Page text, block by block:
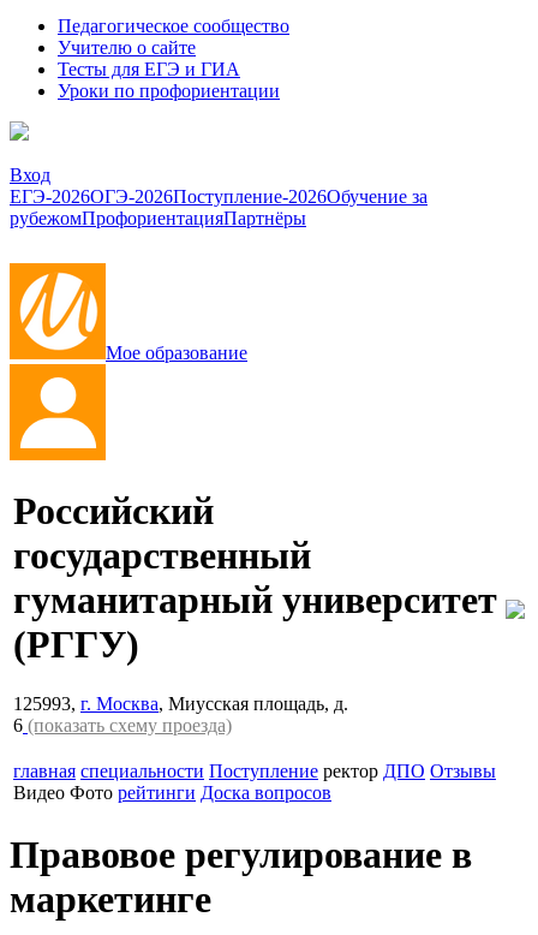
Педагогическое сообщество
Учителю о сайте
Тесты для ЕГЭ и ГИА
Уроки по профориентации
Вход
ЕГЭ-2026ОГЭ-2026Поступление-2026Обучение за
рубежомПрофориентацияПартнёры
Мое образование
Российский
государственный
гуманитарный университет
(РГГУ)
125993, г. Москва, Миусская площадь, д.
6 (показать схему проезда)
главная специальности Поступление ректор ДПО Отзывы
Видео Фото рейтинги Доска вопросов
Правовое регулирование в
маркетинге